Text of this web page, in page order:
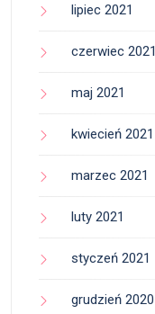
lipiec 2021
czerwiec 2021
maj 2021
kwiecień 2021
marzec 2021
luty 2021
styczeń 2021
grudzień 2020